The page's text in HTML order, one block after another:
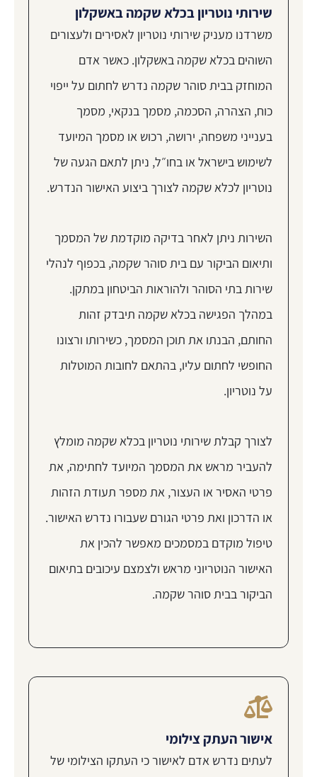
שירותי נוטריון בכלא שקמה באשקלון
משרדנו מעניק שירותי נוטריון לאסירים ולעצורים
השוהים בכלא שקמה באשקלון. כאשר אדם
המוחזק בבית סוהר שקמה נדרש לחתום על ייפוי
כוח, הצהרה, הסכמה, מסמך בנקאי, מסמך
בענייני משפחה, ירושה, רכוש או מסמך המיועד
לשימוש בישראל או בחו״ל, ניתן לתאם הגעה של
נוטריון לכלא שקמה לצורך ביצוע האישור הנדרש.
השירות ניתן לאחר בדיקה מוקדמת של המסמך
ותיאום הביקור עם בית סוהר שקמה, בכפוף לנהלי
שירות בתי הסוהר ולהוראות הביטחון במתקן.
במהלך הפגישה בכלא שקמה תיבדק זהות
החותם, הבנתו את תוכן המסמך, כשירותו ורצונו
החופשי לחתום עליו, בהתאם לחובות המוטלות
על נוטריון.
לצורך קבלת שירותי נוטריון בכלא שקמה מומלץ
להעביר מראש את המסמך המיועד לחתימה, את
פרטי האסיר או העצור, את מספר תעודת הזהות
או הדרכון ואת פרטי הגורם שעבורו נדרש האישור.
טיפול מוקדם במסמכים מאפשר להכין את
האישור הנוטריוני מראש ולצמצם עיכובים בתיאום
הביקור בבית סוהר שקמה.
אישור העתק צילומי
לעתים נדרש אדם לאישור כי העתקו הצילומי של